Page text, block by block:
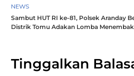
NEWS
Sambut HUT RI ke-81, Polsek Aranday
Distrik Tomu Adakan Lomba Menembak
Tinggalkan